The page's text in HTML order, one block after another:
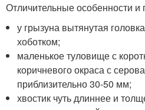
Отличительные особенности и
у грызуна вытянутая
хоботком;
маленькое туловище с
коричневого окраса с
приблизительно 30-50 мм;
хвостик чуть длиннее и